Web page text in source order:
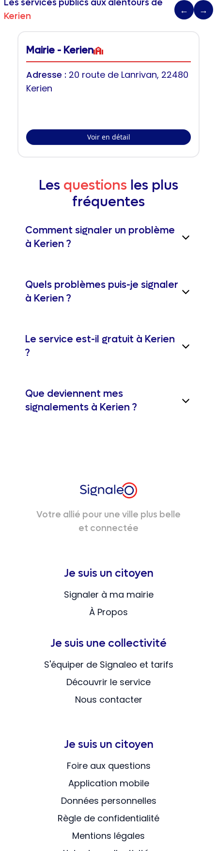
Les services publics aux alentours de
Kerien
← →
Mairie - Kerien
Adresse : 20 route de Lanrivan, 22480
Kerien
Voir en détail
Les questions les plus
fréquentes
Comment signaler un problème
à Kerien ?
Quels problèmes puis-je signaler
à Kerien ?
Le service est-il gratuit à Kerien
?
Que deviennent mes
signalements à Kerien ?
Votre allié pour une ville plus belle
et connectée
Je suis un citoyen
Signaler à ma mairie
À Propos
Je suis une collectivité
S'équiper de Signaleo et tarifs
Découvrir le service
Nous contacter
Je suis un citoyen
Foire aux questions
Application mobile
Données personnelles
Règle de confidentialité
Mentions légales